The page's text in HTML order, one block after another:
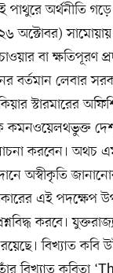
পাথুরে অর্থনীতি
অক্টোবর)
বা
বর্তমান লেবার
স্টারমারের
কমনওয়েলথভুক্ত
করবেন। অথচ
অস্বীকৃতি
এই
করবে।
বিখ্যাত কবি